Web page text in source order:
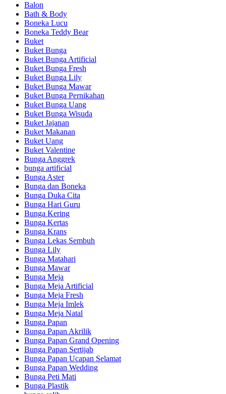
Balon
Bath & Body
Boneka Lucu
Boneka Teddy Bear
Buket
Buket Bunga
Buket Bunga Artificial
Buket Bunga Fresh
Buket Bunga Lily
Buket Bunga Mawar
Buket Bunga Pernikahan
Buket Bunga Uang
Buket Bunga Wisuda
Buket Jajanan
Buket Makanan
Buket Uang
Buket Valentine
Bunga Anggrek
bunga artificial
Bunga Aster
Bunga dan Boneka
Bunga Duka Cita
Bunga Hari Guru
Bunga Kering
Bunga Kertas
Bunga Krans
Bunga Lekas Sembuh
Bunga Lily
Bunga Matahari
Bunga Mawar
Bunga Meja
Bunga Meja Artificial
Bunga Meja Fresh
Bunga Meja Imlek
Bunga Meja Natal
Bunga Papan
Bunga Papan Akrilik
Bunga Papan Grand Opening
Bunga Papan Sertijab
Bunga Papan Ucapan Selamat
Bunga Papan Wedding
Bunga Peti Mati
Bunga Plastik